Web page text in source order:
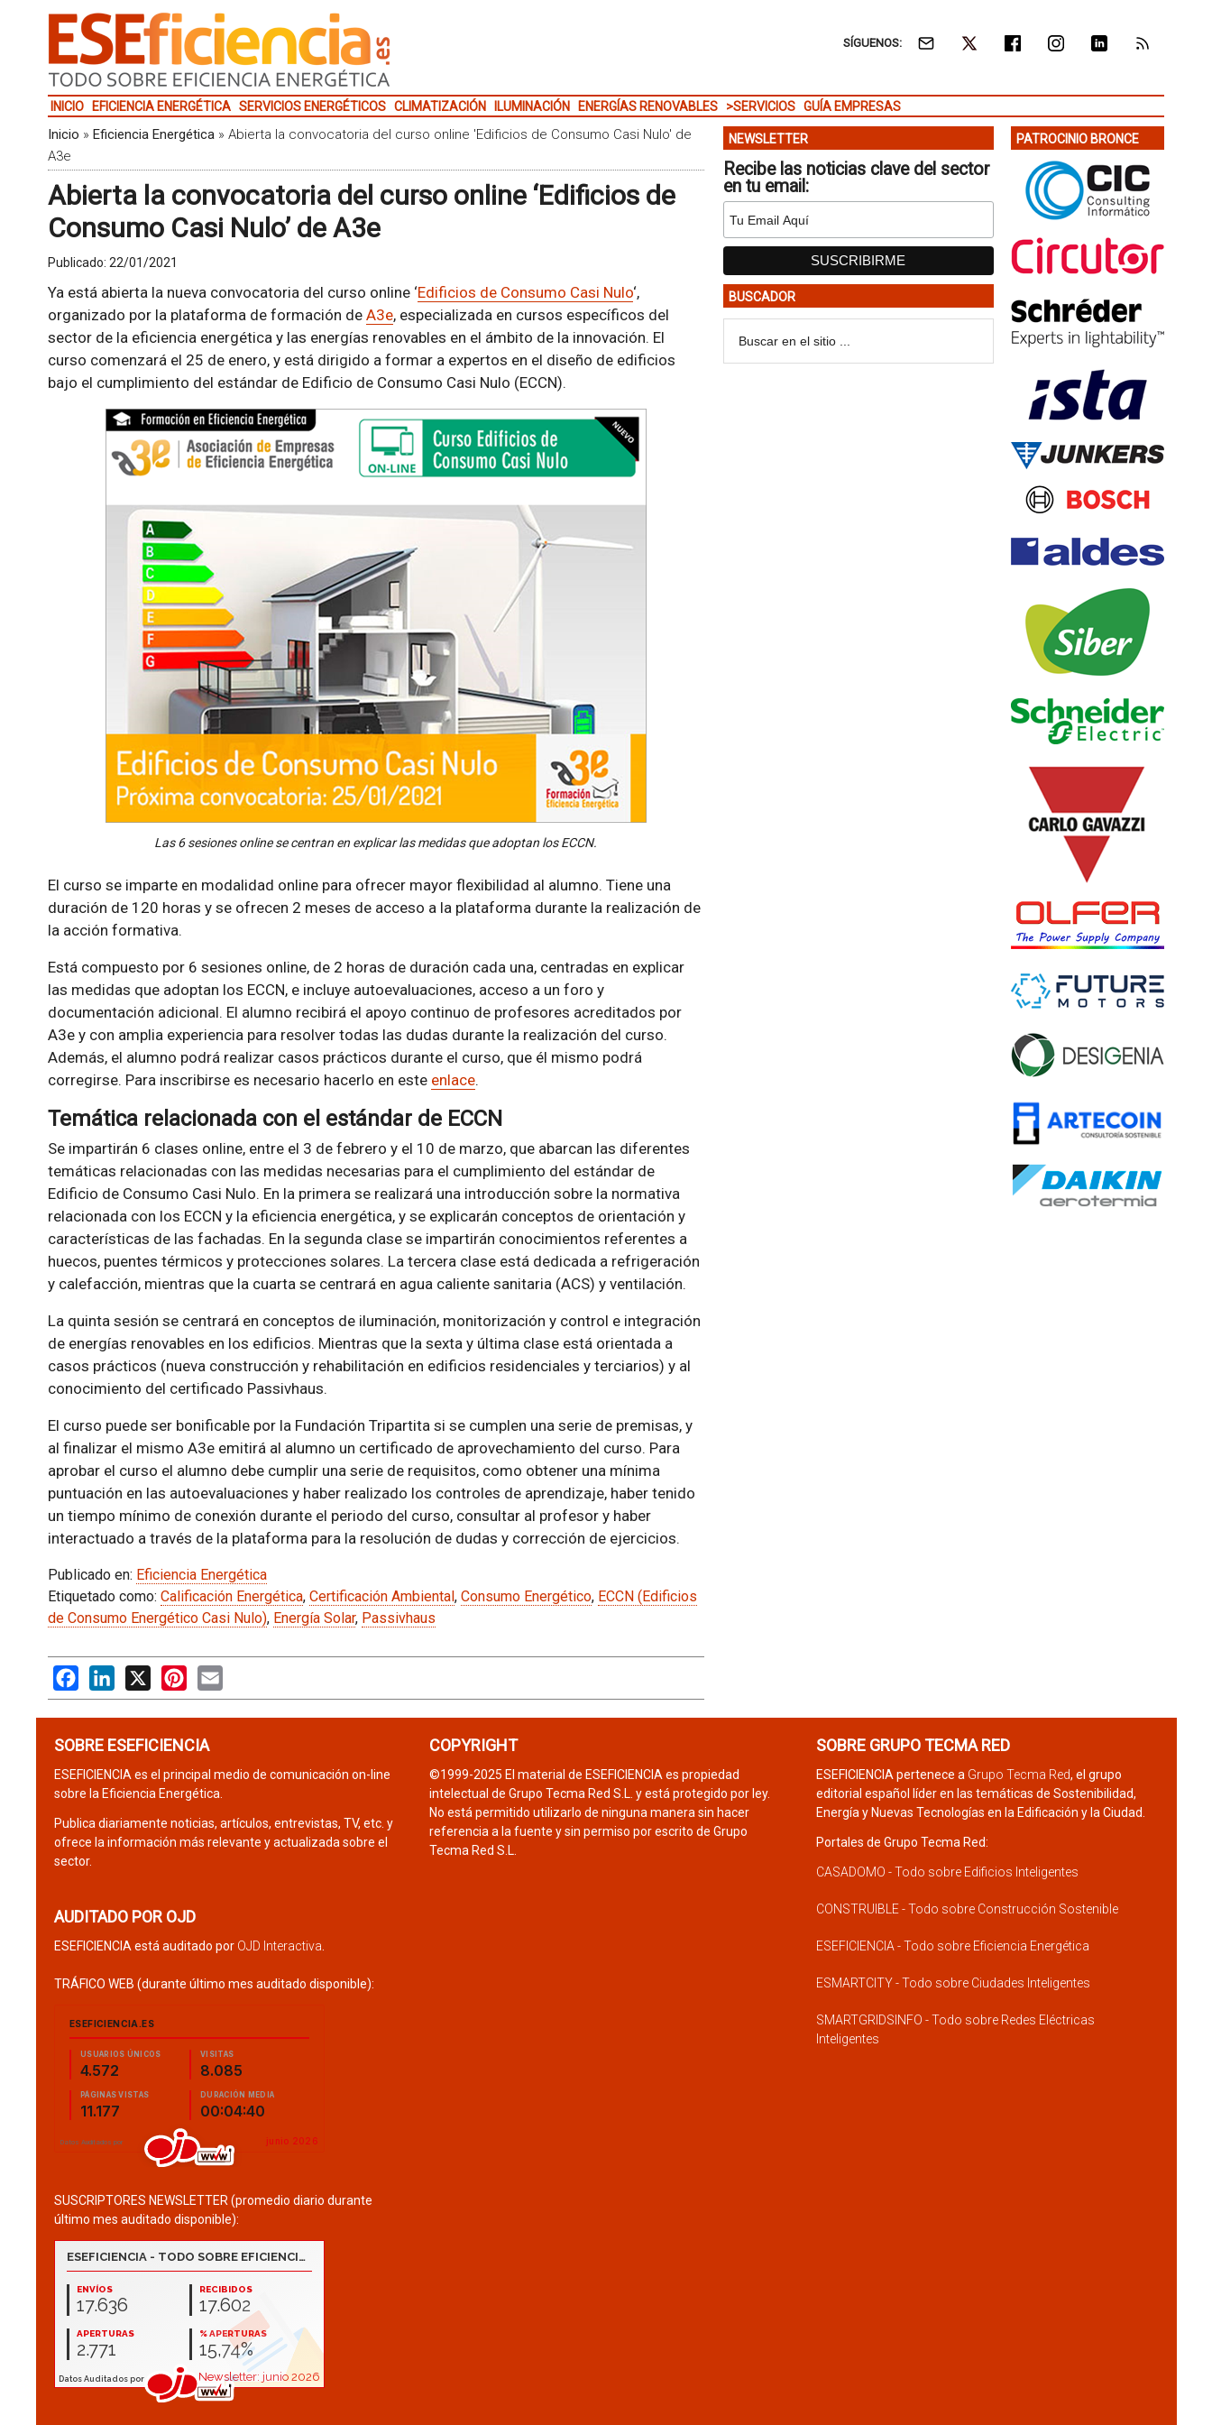
SÍGUENOS:
INICIO EFICIENCIA ENERGÉTICA SERVICIOS ENERGÉTICOS CLIMATIZACIÓN ILUMINACIÓN ENERGÍAS RENOVABLES >SERVICIOS GUÍA EMPRESAS
Inicio » Eficiencia Energética» Abierta la convocatoria del curso online 'Edificios de Consumo Casi Nulo' de
A3e
Abierta la convocatoria del curso online ‘Edificios de
Consumo Casi Nulo’ de A3e
Publicado: 22/01/2021
Ya está abierta la nueva convocatoria del curso online ‘Edificios de Consumo Casi Nulo‘,
organizado por la plataforma de formación de A3e, especializada en cursos específicos del
sector de la eficiencia energética y las energías renovables en el ámbito de la innovación. El
curso comenzará el 25 de enero, y está dirigido a formar a expertos en el diseño de edificios
bajo el cumplimiento del estándar de Edificio de Consumo Casi Nulo (ECCN).
Las 6 sesiones online se centran en explicar las medidas que adoptan los ECCN.
El curso se imparte en modalidad online para ofrecer mayor flexibilidad al alumno. Tiene una
duración de 120 horas y se ofrecen 2 meses de acceso a la plataforma durante la realización de
la acción formativa.
Está compuesto por 6 sesiones online, de 2 horas de duración cada una, centradas en explicar
las medidas que adoptan los ECCN, e incluye autoevaluaciones, acceso a un foro y
documentación adicional. El alumno recibirá el apoyo continuo de profesores acreditados por
A3e y con amplia experiencia para resolver todas las dudas durante la realización del curso.
Además, el alumno podrá realizar casos prácticos durante el curso, que él mismo podrá
corregirse. Para inscribirse es necesario hacerlo en este enlace.
Temática relacionada con el estándar de ECCN
Se impartirán 6 clases online, entre el 3 de febrero y el 10 de marzo, que abarcan las diferentes
temáticas relacionadas con las medidas necesarias para el cumplimiento del estándar de
Edificio de Consumo Casi Nulo. En la primera se realizará una introducción sobre la normativa
relacionada con los ECCN y la eficiencia energética, y se explicarán conceptos de orientación y
características de las fachadas. En la segunda clase se impartirán conocimientos referentes a
huecos, puentes térmicos y protecciones solares. La tercera clase está dedicada a refrigeración
y calefacción, mientras que la cuarta se centrará en agua caliente sanitaria (ACS) y ventilación.
La quinta sesión se centrará en conceptos de iluminación, monitorización y control e integración
de energías renovables en los edificios. Mientras que la sexta y última clase está orientada a
casos prácticos (nueva construcción y rehabilitación en edificios residenciales y terciarios) y al
conocimiento del certificado Passivhaus.
El curso puede ser bonificable por la Fundación Tripartita si se cumplen una serie de premisas, y
al finalizar el mismo A3e emitirá al alumno un certificado de aprovechamiento del curso. Para
aprobar el curso el alumno debe cumplir una serie de requisitos, como obtener una mínima
puntuación en las autoevaluaciones y haber realizado los controles de aprendizaje, haber tenido
un tiempo mínimo de conexión durante el periodo del curso, consultar al profesor y haber
interactuado a través de la plataforma para la resolución de dudas y corrección de ejercicios.
Publicado en: Eficiencia Energética
Etiquetado como: Calificación Energética, Certificación Ambiental, Consumo Energético, ECCN (Edificios
de Consumo Energético Casi Nulo), Energía Solar, Passivhaus
FacebookLinkedIn
X PinterestEmail
NEWSLETTER
Recibe las noticias clave del sector
en tu email:
BUSCADOR
PATROCINIO BRONCE
SOBRE ESEFICIENCIA
ESEFICIENCIA es el principal medio de comunicación on-line
sobre la Eficiencia Energética.
Publica diariamente noticias, artículos, entrevistas, TV, etc. y
ofrece la información más relevante y actualizada sobre el
sector.
AUDITADO POR OJD
ESEFICIENCIA está auditado por OJD Interactiva
TRÁFICO WEB (durante último mes auditado disponible):
SUSCRIPTORES NEWSLETTER (promedio diario durante
último mes auditado disponible):
COPYRIGHT
©1999-2025 El material de ESEFICIENCIA es propiedad
intelectual de Grupo Tecma Red S.L. y está protegido por ley.
No está permitido utilizarlo de ninguna manera sin hacer
referencia a la fuente y sin permiso por escrito de Grupo
Tecma Red S.L.
SOBRE GRUPO TECMA RED
ESEFICIENCIA pertenece a Grupo Tecma Red, el grupo
editorial español líder en las temáticas de Sostenibilidad,
Energía y Nuevas Tecnologías en la Edificación y la Ciudad.
Portales de Grupo Tecma Red:
CASADOMO - Todo sobre Edificios Inteligentes
CONSTRUIBLE - Todo sobre Construcción Sostenible
ESEFICIENCIA - Todo sobre Eficiencia Energética
ESMARTCITY - Todo sobre Ciudades Inteligentes
SMARTGRIDSINFO - Todo sobre Redes Eléctricas
Inteligentes